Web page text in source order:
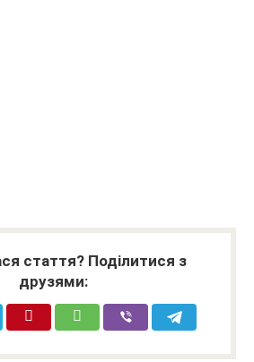
стаття? Поділитися з
друзями: